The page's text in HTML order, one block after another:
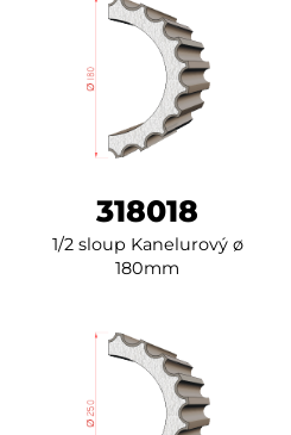
318018
1/2 sloup Kanelurový ø
180mm